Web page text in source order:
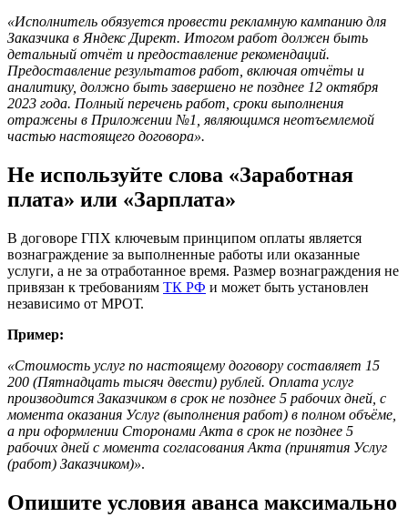
«Исполнитель обязуется провести рекламную кампанию для
Заказчика в Яндекс Директ. Итогом работ должен быть
детальный отчёт и предоставление рекомендаций.
Предоставление результатов работ, включая отчёты и
аналитику, должно быть завершено не позднее 12 октября
2023 года. Полный перечень работ, сроки выполнения
отражены в Приложении №1, являющимся неотъемлемой
частью настоящего договора».
Не используйте слова «Заработная
плата» или «Зарплата»
В договоре ГПХ ключевым принципом оплаты является
вознаграждение за выполненные работы или оказанные
услуги, а не за отработанное время. Размер вознаграждения не
привязан к требованиям ТК РФ и может быть установлен
независимо от МРОТ.
Пример:
«Стоимость услуг по настоящему договору составляет 15
200 (Пятнадцать тысяч двести) рублей. Оплата услуг
производится Заказчиком в срок не позднее 5 рабочих дней, с
момента оказания Услуг (выполнения работ) в полном объёме,
а при оформлении Сторонами Акта в срок не позднее 5
рабочих дней с момента согласования Акта (принятия Услуг
(работ) Заказчиком)».
Опишите условия аванса максимально